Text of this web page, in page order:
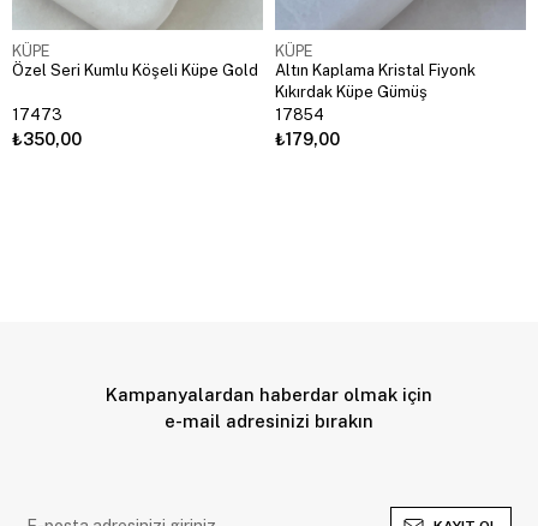
KÜPE
Özel Seri Kumlu Köşeli Küpe Gold
17473
₺350,00
KÜPE
Altın Kaplama Kristal Fiyonk
Kıkırdak Küpe Gümüş
17854
₺179,00
Kampanyalardan haberdar olmak için
e-mail adresinizi bırakın